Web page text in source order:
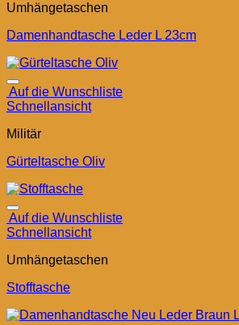
Umhängetaschen
Damenhandtasche Leder L 23cm
Auf die Wunschliste
Schnellansicht
Militär
Gürteltasche Oliv
Auf die Wunschliste
Schnellansicht
Umhängetaschen
Stofftasche